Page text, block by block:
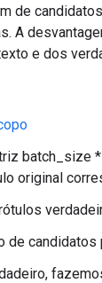
de
A
e dos
batch_size
original
de candidatos